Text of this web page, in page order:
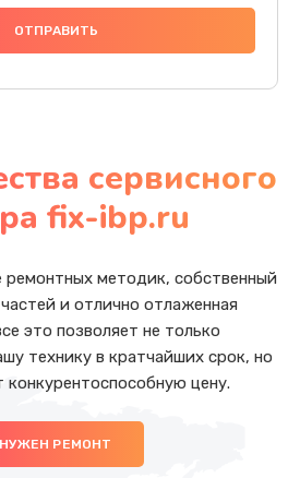
сервисного
fix-ibp.ru
методик, собственный
и отлично отлаженная
это позволяет не только
технику в кратчайших срок, но
конкурентоспособную цену.
НУЖЕН РЕМОНТ